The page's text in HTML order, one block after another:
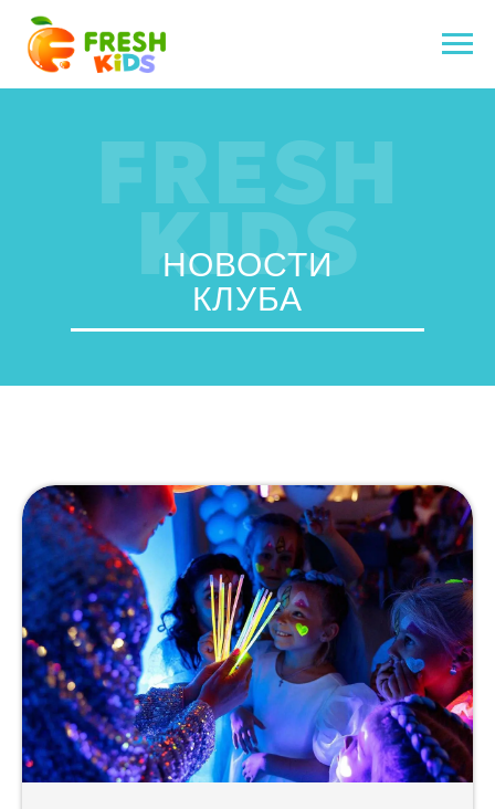
FRESH
KIDS
НОВОСТИ
КЛУБА